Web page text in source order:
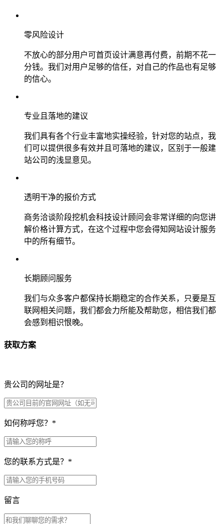
零风险设计
不放心的部分用户可首页设计满意再付费，前期不花一
分钱。我们对用户足够的信任，对自己的作品也有足够
的信心。
专业且落地的建议
我们具有各个行业丰富地实操经验，针对您的站点，我
们可以提供很多有效并且可落地的建议，区别于一般建
站公司的浅显意见。
透明干净的报价方式
商务洽谈阶段挖机会科技设计顾问会非常详细的向您讲
解价格计算方式，在这个过程中您会得知网站设计服务
中的所有细节。
长期顾问服务
我们与众多客户都保持长期稳定的合作关系，只要是互
联网相关问题，我们都会力所能及帮助您，相信我们都
会感到相识恨晚。
获取方案
贵公司的网址是？
如何称呼您？ *
您的联系方式是？ *
留言